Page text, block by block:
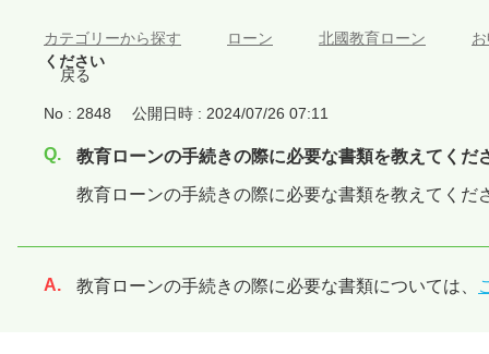
カテゴリーから探す ローン 北國教育ローン
ください
戻る
No : 2848 公開日時 : 2024/07/26 07:11
教育ローンの手続きの際に必要な書類を教えてくだ
教育ローンの手続きの際に必要な書類を教えてくだ
回答
教育ローンの手続きの際に必要な書類については、